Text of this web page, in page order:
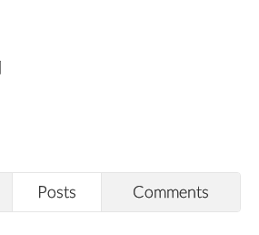
Posts Comments